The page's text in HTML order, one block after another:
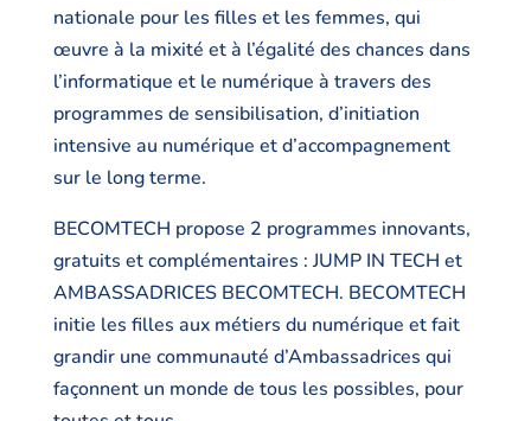
nationale pour les filles et les femmes, qui
œuvre à la mixité et à l’égalité des chances dans
l’informatique et le numérique à travers des
programmes de sensibilisation, d’initiation
intensive au numérique et d’accompagnement
sur le long terme.
BECOMTECH propose 2 programmes innovants,
gratuits et complémentaires : JUMP IN TECH et
AMBASSADRICES BECOMTECH. BECOMTECH
initie les filles aux métiers du numérique et fait
grandir une communauté d’Ambassadrices qui
façonnent un monde de tous les possibles, pour